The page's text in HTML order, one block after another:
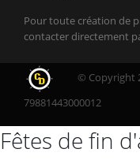
Pour toute création de
contacter directement
© Copyright
79881443000012
Fêtes de fin